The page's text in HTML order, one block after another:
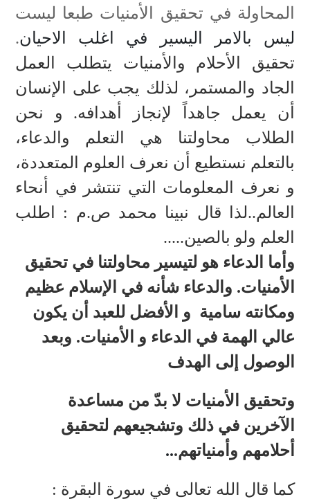
المحاولة في تحقيق الأمنيات طبعا ليست
ليس بالامر اليسير في اغلب الاحيان.
تحقيق الأحلام والأمنيات يتطلب العمل
الجاد والمستمر، لذلك يجب على الإنسان
أن يعمل جاهداً لإنجاز أهدافه. و نحن
الطلاب محاولتنا هي التعلم والدعاء،
بالتعلم نستطيع أن نعرف العلوم المتعددة،
و نعرف المعلومات التي تنتشر في أنحاء
العالم..لذا قال نبينا محمد ص.م : اطلب
العلم ولو بالصين.....
وأما الدعاء هو لتيسير محاولتنا في تحقيق
الأمنيات. والدعاء شأنه في الإسلام عظيم
ومكانته سامية و الأفضل للعبد أن يكون
عالي الهمة في الدعاء و الأمنيات. وبعد
الوصول إلى الهدف
وتحقيق الأمنيات لا بدّ من مساعدة
الآخرين في ذلك وتشجيعهم لتحقيق
أحلامهم وأمنياتهم.
..
كما قال الله تعالى في سورة البقرة :